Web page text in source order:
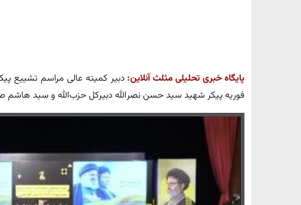
پایگاه خبری تحلیلی مثلث آنلاین:
فوریه پیکر شهید سید حسن نصرالله دبیرکل حزب‌الله و سید